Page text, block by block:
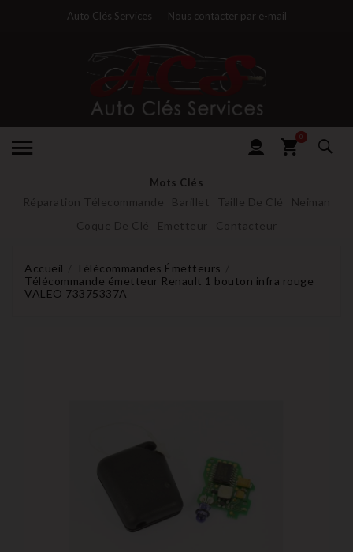
Auto Clés Services Nous contacter par e-mail
0
Mots Clés
Réparation Télecommande Barillet Taille De Clé
Neiman
Coque De Clé
Emetteur Contacteur
Accueil
Télécommandes Émetteurs
Télécommande émetteur Renault 1 bouton infra rouge
VALEO 73375337A